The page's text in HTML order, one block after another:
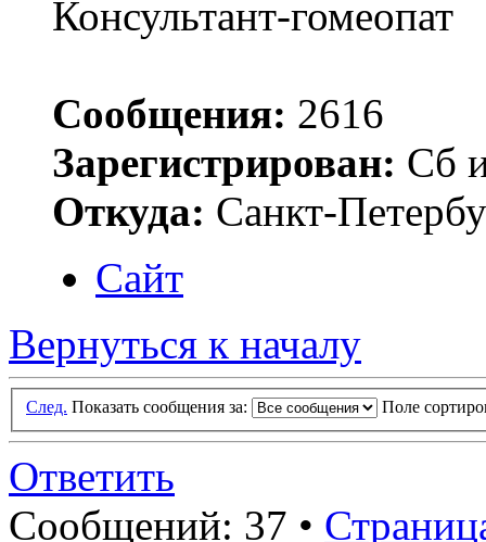
Консультант-гомеопат
Сообщения: 2616
Зарегистрирован: Сб
Откуда: Санкт-
Сайт
Вернуться к началу
След. Показать сообщения за: Поле
Ответить
Сообщений: 37 •